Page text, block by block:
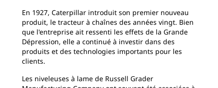
En 1927, Caterpillar introduit son premier nouveau
produit, le tracteur à chaînes des années vingt. Bien
que l'entreprise ait ressenti les effets de la Grande
Dépression, elle a continué à investir dans des
produits et des technologies importants pour les
clients.
Les niveleuses à lame de Russell Grader